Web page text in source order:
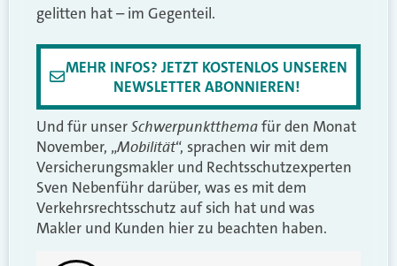
gelitten hat – im Gegenteil.
MEHR INFOS? JETZT KOSTENLOS UNSEREN
NEWSLETTER ABONNIEREN!
Und für unserSchwerpunktthemafür den Monat
November, „Mobilität“, sprachen wir mit dem
Versicherungsmakler und Rechtsschutzexperten
Sven Nebenführ darüber, was es mit dem
Verkehrsrechtsschutz auf sich hat und was
Makler und Kunden hier zu beachten haben.